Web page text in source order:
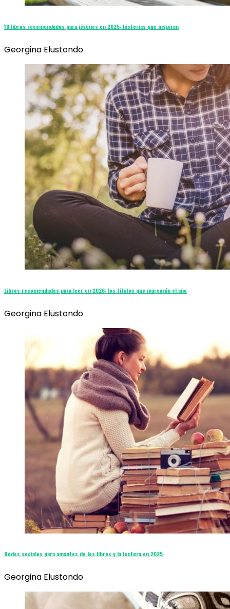
10 libros recomendados para jóvenes en 2025: historias que inspiran
Georgina Elustondo
Libros recomendados para leer en 2026: los títulos que marcarán el año
Georgina Elustondo
Redes sociales para amantes de los libros y la lectura en 2025
Georgina Elustondo